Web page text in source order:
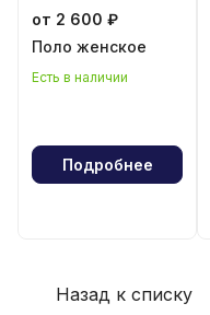
от 2 600 ₽
Поло женскoe
Есть в наличии
Подробнее
Назад к списку